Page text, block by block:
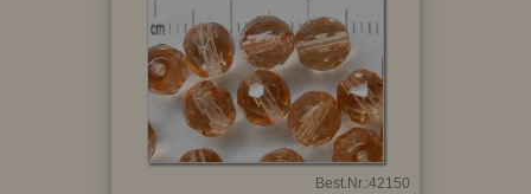
Best.Nr.:42150